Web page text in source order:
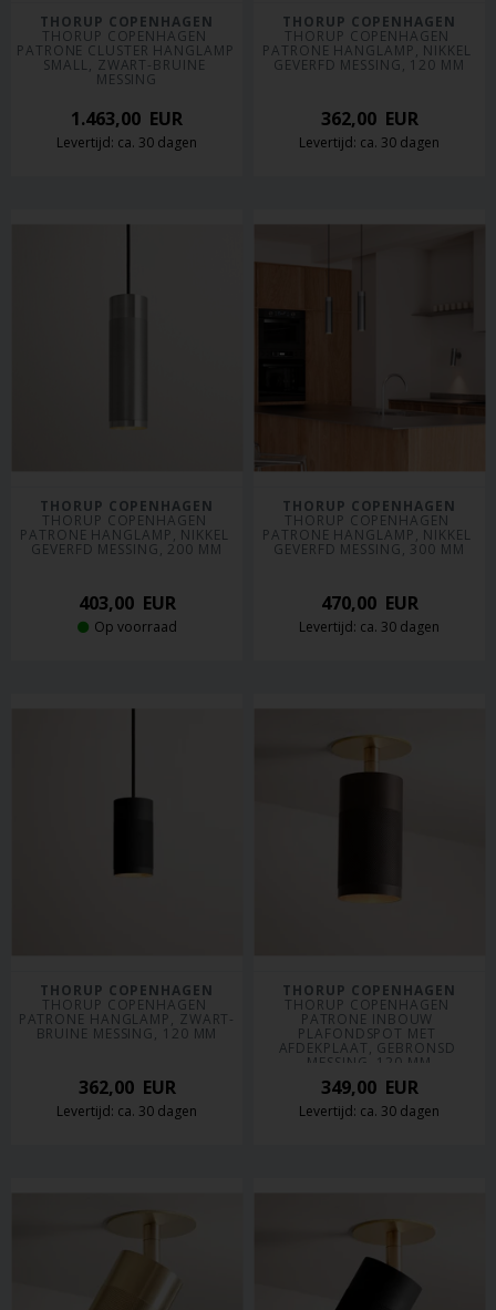
THORUP COPENHAGEN
THORUP COPENHAGEN
PATRONE CLUSTER HANGLAMP
SMALL, ZWART-BRUINE
MESSING
1.463,00 EUR
Levertijd: ca. 30 dagen
THORUP COPENHAGEN
THORUP COPENHAGEN
PATRONE HANGLAMP, NIKKEL
GEVERFD MESSING, 120 MM
362,00EUR
Levertijd: ca. 30 dagen
THORUP COPENHAGEN
THORUP COPENHAGEN
PATRONE HANGLAMP, NIKKEL
GEVERFD MESSING, 200 MM
403,00EUR
Op voorraad
THORUP COPENHAGEN
THORUP COPENHAGEN
PATRONE HANGLAMP, NIKKEL
GEVERFD MESSING, 300 MM
470,00EUR
Levertijd: ca. 30 dagen
THORUP COPENHAGEN
THORUP COPENHAGEN
PATRONE HANGLAMP, ZWART-
BRUINE MESSING, 120 MM
362,00EUR
Levertijd: ca. 30 dagen
THORUP COPENHAGEN
THORUP COPENHAGEN
PATRONE INBOUW
PLAFONDSPOT MET
AFDEKPLAAT, GEBRONSD
MESSING, 120 MM
349,00EUR
Levertijd: ca. 30 dagen